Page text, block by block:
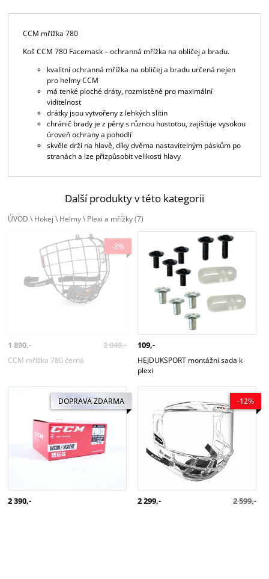
CCM mřížka 780
Koš CCM 780 Facemask – ochranná mřížka na obličej a bradu.
kvalitní ochranná mřížka na obličej a bradu určená nejen
pro helmy CCM
má tenké ploché dráty, rozmístěné pro maximální
viditelnost
drátky jsou vytvořeny z lehkých slitin
chránič brady je z pěny s různou hustotou, zajišťuje vysokou
úroveň ochrany a pohodlí
skvěle drží na hlavě, díky dvěma nastavitelným páskům po
stranách a lze přizpůsobit velikosti hlavy
Další produkty v této kategorii
ÚVOD \ Hokej \ Helmy\ Plexi a mřížky(7)
CCM mřížka 780 černá
-8%
1 890,- 2 049,-
CCM mřížka 780 černá
HEJDUKSPORT montážní sada k
109,-
HEJDUKSPORT montážní sada k
plexi
CCM plexi VR Straight CE Screw
DOPRAVA ZDARMA
2 390,-
CCM plexi Full Visor FV1 Clear
-12%
2 299,- 2 599,-